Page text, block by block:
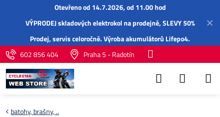
✕
Otevřeno od 14.7.2026, od 11.00 hod
VÝPRODEJ skladových elektrokol na prodejně, SLEVY 50%
Prodej,servisceloročně.Výroba akumulátorů Lifepo4.
602 856 404
Praha 5 - Radotín
batohy, brašny, ..